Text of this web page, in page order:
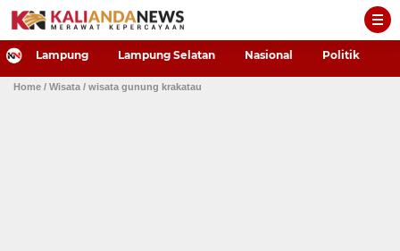
-->
Lampung Lampung Selatan Nasional Politik
Home / Wisata / wisata gunung krakatau